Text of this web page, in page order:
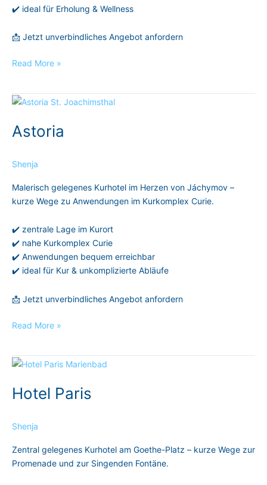
✔️ ideal für Erholung & Wellness
📩 Jetzt unverbindliches Angebot anfordern
Read More »
Astoria
Shenja
Malerisch gelegenes Kurhotel im Herzen von Jáchymov –
kurze Wege zu Anwendungen im Kurkomplex Curie.
✔️ zentrale Lage im Kurort
✔️ nahe Kurkomplex Curie
✔️ Anwendungen bequem erreichbar
✔️ ideal für Kur & unkomplizierte Abläufe
📩 Jetzt unverbindliches Angebot anfordern
Astoria
Read More »
Hotel Paris
Shenja
Zentral gelegenes Kurhotel am Goethe-Platz – kurze Wege zur
Promenade und zur Singenden Fontäne.
Hotel